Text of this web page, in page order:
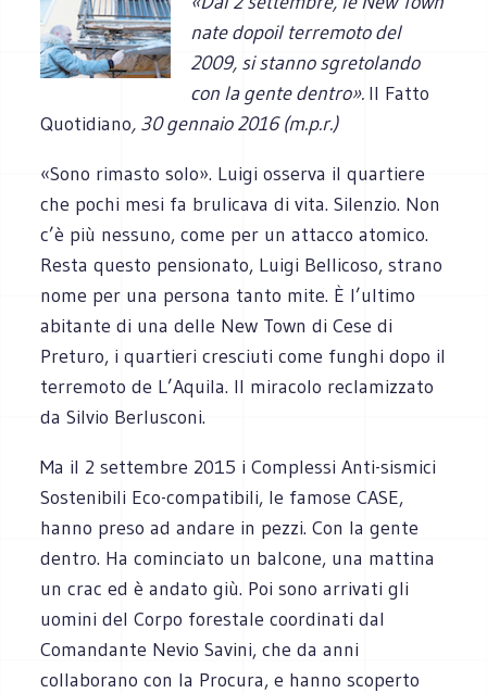
nate dopoil terremoto del
2009, si stanno sgretolando
con la gente dentro». Il Fatto
Quotidiano, 30 gennaio 2016 (m.p.r.)
«Sono rimasto solo». Luigi osserva il quartiere
che pochi mesi fa brulicava di vita. Silenzio. Non
c’è più nessuno, come per un attacco atomico.
Resta questo pensionato, Luigi Bellicoso, strano
nome per una persona tanto mite. È l’ultimo
abitante di una delle New Town di Cese di
Preturo, i quartieri cresciuti come funghi dopo il
terremoto de L’Aquila. Il miracolo reclamizzato
da Silvio Berlusconi.
Ma il 2 settembre 2015 i Complessi Anti-sismici
Sostenibili Eco-compatibili, le famose CASE,
hanno preso ad andare in pezzi. Con la gente
dentro. Ha cominciato un balcone, una mattina
un crac ed è andato giù. Poi sono arrivati gli
uomini del Corpo forestale coordinati dal
Comandante Nevio Savini, che da anni
collaborano con la Procura, e hanno scoperto